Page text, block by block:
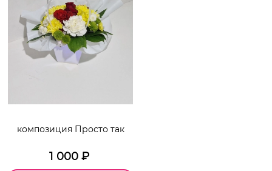
композиция Просто так
1 000₽